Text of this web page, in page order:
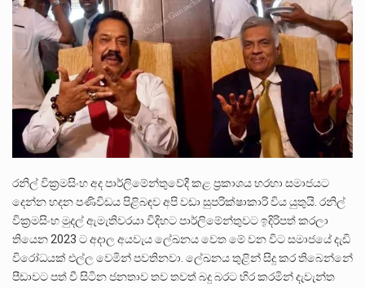
පසුගිය මැයි මස 31 දිනෙන් අවසන් වූ වසර තුළ ලොව පුරා විවිධ තනතුරු නාම වලින්…
මේ, දන්නා හඳුනන ලියන්නකුගේ නන්නාඳුනන අඩවියක සැරිසරා ලද ආස්වාදනීය මොහොතක සිංහාවලෝකනයකි .කෙටි කවියක දිගු බර…
වත්මන් ආණ්ඩුවේ ප්‍රධාන පාර්ශවකරුවා වන ජනතා විමුක්ති පෙරමුණේ කාලයක පටන් තිබුණු ප්‍රධාන සටන් පාඨයක් වූවේ…
රනිල් වික්‍රමසිංහ අද පාර්ලිමේන්තුවේදී කළ ප්‍රකාශය හරහා සමාජයට
දෙන්න හදන පණිවිඩය පිළිබඳව අපි වඩා සුපරික්ෂාකාරි විය යුතුයි. රනිල්
වික්‍රමසිංහ මුදල් ඇමැතිවරයා විදිහට පාර්ලිමේන්තුවට ඉදිරිපත් කරලා
තියෙන 2023 ට අදාල අයවැය ලේඛනය වෙත මේ වන විට සමාජයේ දැඩි
විරෝධයක් එල්ල වෙමින් පවතිනවා. ලේඛනය තුළින් සිදු කර තිබෙන්නේ
පීඩාවට පත් වී සිටින ජනතාව තව තවත් බදු බරට හිර කරමින් දැවැන්ත